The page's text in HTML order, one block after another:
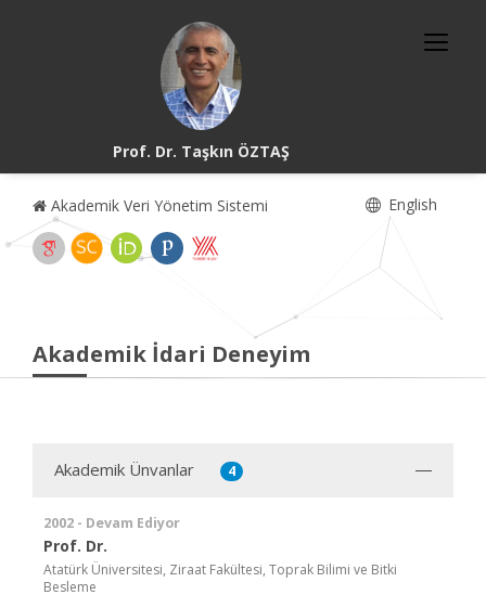
Prof. Dr. Taşkın ÖZTAŞ
Akademik Veri Yönetim Sistemi English
Akademik İdari Deneyim
Akademik Ünvanlar 4
2002 - Devam Ediyor
Prof. Dr.
Atatürk Üniversitesi, Ziraat Fakültesi, Toprak Bilimi ve Bitki
Besleme